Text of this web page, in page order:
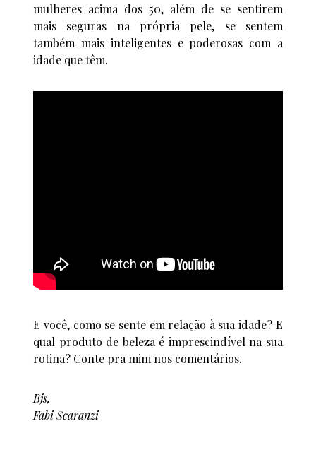
mulheres acima dos 50, além de se sentirem
mais seguras na própria pele, se sentem
também mais inteligentes e poderosas com a
idade que têm.
E você, como se sente em relação à sua idade? E
qual produto de beleza é imprescindível na sua
rotina? Conte pra mim nos comentários.
Bjs,
Fabi Scaranzi